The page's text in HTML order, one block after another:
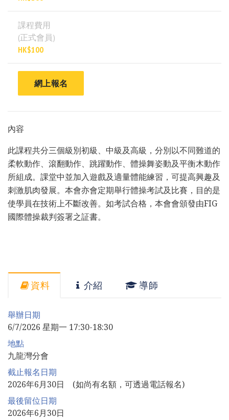
課程費用
(正式會員)
HK$100
網上報名
內容
此課程共分三個級別初級、中級及高級，分別以不同難道的
柔軟動作、滾翻動作、跳躍動作、體操舞姿動及平衡木動作
所組成。課堂中並加入遊戲及適量體能練習，可提高興趣及
刺激肌肉發展。本會亦會定期舉行體操考試及比賽，目的是
使學員在技術上不斷改善。如考試合格，本會會頒發由FIG
國際體操裁判簽署之証書。
資料 介紹 導師
舉辦日期
6/7/2026 星期一 17:30-18:30
地點
九龍灣分會
截止報名日期
2026年6月30日 (如尚有名額，可透過電話報名)
最後留位日期
2026年6月30日